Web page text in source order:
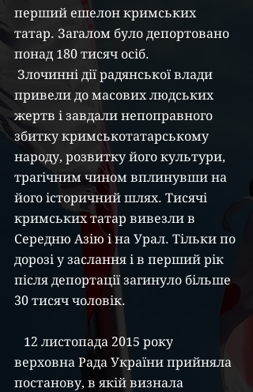
перший ешелон кримських
татар. Загалом було депортовано
понад 180 тисяч осіб.
привели до масових людських
жертв і завдали непоправного
збитку кримськотатарському
народу, розвитку його культури,
трагічним чином вплинувши на
його історичний шлях. Тисячі
кримських татар вивезли в
Середню Азію і на Урал. Тільки по
дорозі у заслання і в перший рік
після депортації загинуло більше
30 тисяч чоловік.
верховна Рада України прийняла
постанову, в якій визнала